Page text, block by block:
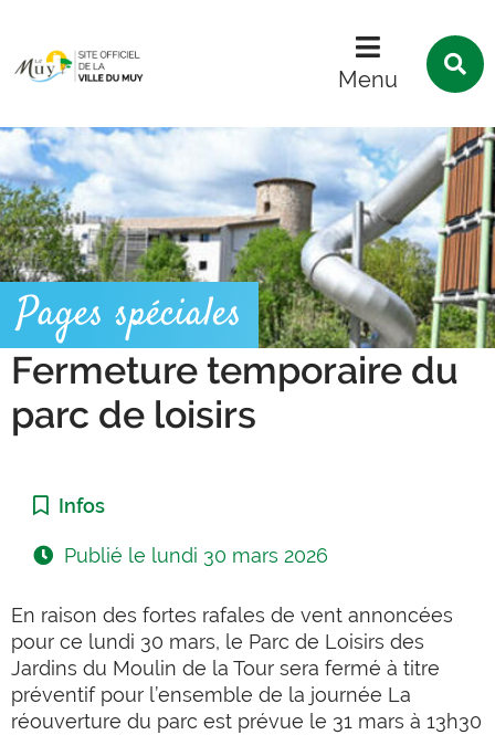
Menu
Pages spéciales
Fermeture temporaire du
parc de loisirs
Catégorie :
Infos
Publié le lundi 30 mars 2026
En raison des fortes rafales de vent annoncées
pour ce lundi 30 mars, le Parc de Loisirs des
Jardins du Moulin de la Tour sera fermé à titre
préventif pour l’ensemble de la journée La
réouverture du parc est prévue le 31 mars à 13h30